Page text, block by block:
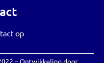
op
– Ontwikkeling door